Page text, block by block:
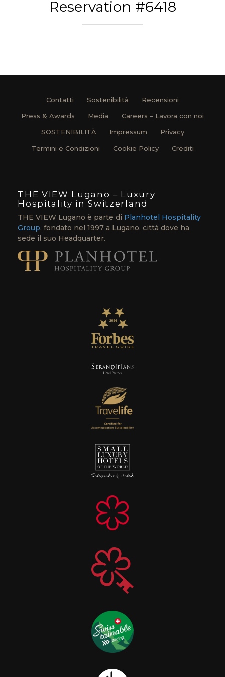
Reservation #6418
Contatti Sostenibilità
Recensioni
Press & Awards
Media
Careers – Lavora con noi
SOSTENIBILITÀ
Impressum
Privacy
Termini e Condizioni
Cookie Policy Crediti
THE VIEW Lugano – Luxury
Hospitality in Switzerland
THE VIEW Lugano è parte di Planhotel Hospitality
Group, fondato nel 1997 a Lugano, città dove ha
sede il suo Headquarter.